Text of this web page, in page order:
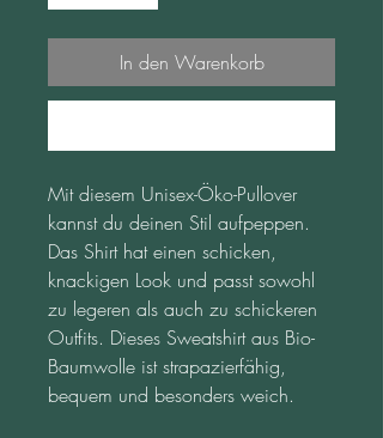
In den Warenkorb
Mit diesem Unisex-Öko-Pullover
kannst du deinen Stil aufpeppen.
Das Shirt hat einen schicken,
knackigen Look und passt sowohl
zu legeren als auch zu schickeren
Outfits. Dieses Sweatshirt aus Bio-
Baumwolle ist strapazierfähig,
bequem und besonders weich.